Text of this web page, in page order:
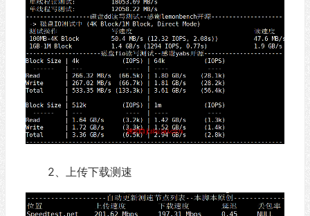
2、上传下载测速